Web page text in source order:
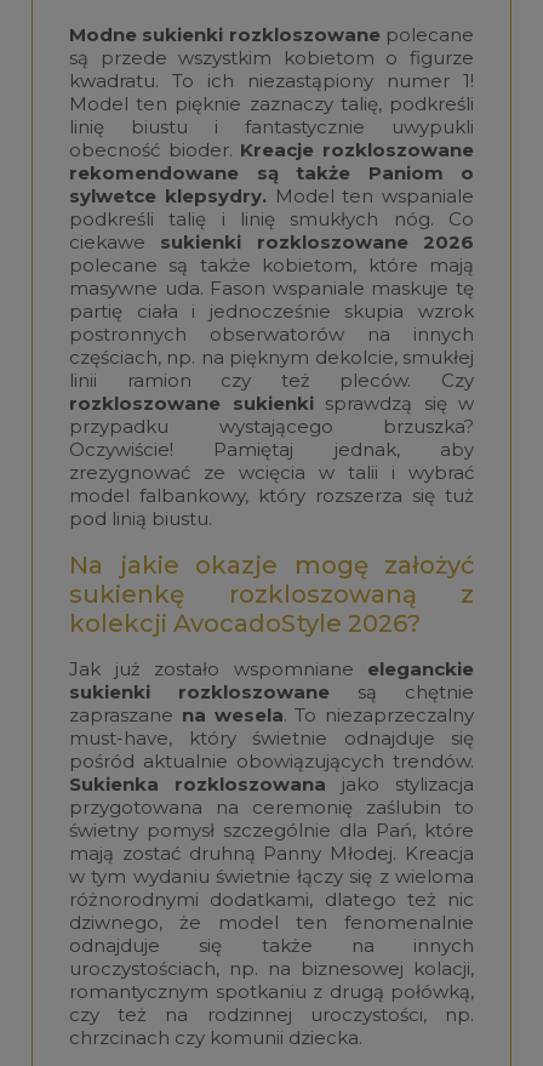
Modne sukienki rozkloszowanepolecane
są przede wszystkim kobietom o figurze
kwadratu. To ich niezastąpiony numer 1!
Model ten pięknie zaznaczy talię, podkreśli
linię biustu i fantastycznie uwypukli
obecność bioder. Kreacje rozkloszowane
rekomendowane są także Paniom o
sylwetce klepsydry.Model ten wspaniale
podkreśli talię i linię smukłych nóg. Co
ciekawe sukienki rozkloszowane 2026
polecane są także kobietom, które mają
masywne uda. Fason wspaniale maskuje tę
partię ciała i jednocześnie skupia wzrok
postronnych obserwatorów na innych
częściach, np. na pięknym dekolcie, smukłej
linii ramion czy też pleców. Czy
rozkloszowane sukienkisprawdzą się w
przypadku wystającego brzuszka?
Oczywiście! Pamiętaj jednak, aby
zrezygnować ze wcięcia w talii i wybrać
model falbankowy, który rozszerza się tuż
pod linią biustu.
Na jakie okazje mogę założyć
sukienkę rozkloszowaną z
kolekcji AvocadoStyle 2026?
Jak już zostało wspomniane eleganckie
sukienki rozkloszowane są chętnie
zapraszane na wesela. To niezaprzeczalny
must-have, który świetnie odnajduje się
pośród aktualnie obowiązujących trendów.
Sukienka rozkloszowana jako stylizacja
przygotowana na ceremonię zaślubin to
świetny pomysł szczególnie dla Pań, które
mają zostać druhną Panny Młodej. Kreacja
w tym wydaniu świetnie łączy się z wieloma
różnorodnymi dodatkami, dlatego też nic
dziwnego, że model ten fenomenalnie
odnajduje się także na innych
uroczystościach, np. na biznesowej kolacji,
romantycznym spotkaniu z drugą połówką,
czy też na rodzinnej uroczystości, np.
chrzcinach czy komunii dziecka.